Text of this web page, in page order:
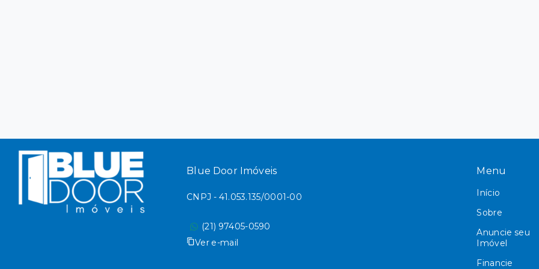
Blue Door Imóveis
CNPJ - 41.053.135/0001-00
(21) 97405-0590
Ver e-mail
Menu
Início
Sobre
Anuncie seu
Imóvel
Financie